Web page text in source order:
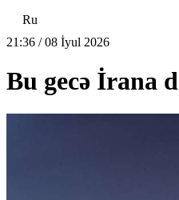
Ru
21:36 / 08 İyul 2026
Bu gecə İrana